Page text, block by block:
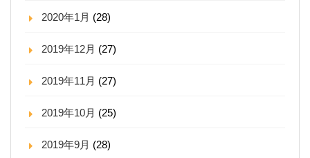
2020年1月 (28)
2019年12月 (27)
2019年11月 (27)
2019年10月 (25)
2019年9月 (28)